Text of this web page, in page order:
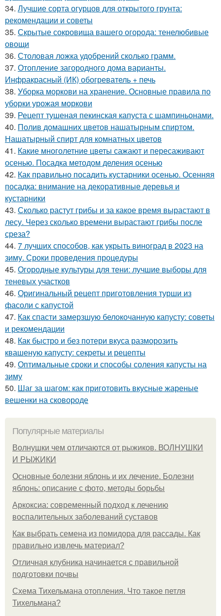
34. Лучшие сорта огурцов для открытого грунта:
рекомендации и советы
35. Скрытые сокровища вашего огорода: тенелюбивые
овощи
36. Столовая ложка удобрений сколько грамм.
37. Отопление загородного дома варианты.
Инфракрасный (ИК) обогреватель + печь
38. Уборка моркови на хранение. Основные правила по
уборки урожая моркови
39. Рецепт тушеная пекинская капуста с шампиньонами.
40. Полив домашних цветов нашатырным спиртом.
Нашатырный спирт для комнатных цветов
41. Какие многолетние цветы сажают и пересаживают
осенью. Посадка методом деления осенью
42. Как правильно посадить кустарники осенью. Осенняя
посадка: внимание на декоративные деревья и
кустарники
43. Сколько растут грибы и за какое время вырастают в
лесу. Через сколько времени вырастают грибы после
среза?
44. 7 лучших способов, как укрыть виноград в 2023 на
зиму. Сроки проведения процедуры
45. Огородные культуры для тени: лучшие выборы для
теневых участков
46. Оригинальный рецепт приготовления турши из
фасоли с капустой
47. Как спасти замерзшую белокочанную капусту: советы
и рекомендации
48. Как быстро и без потери вкуса разморозить
квашеную капусту: секреты и рецепты
49. Оптимальные сроки и способы соления капусты на
зиму
50. Шаг за шагом: как приготовить вкусные жареные
вешенки на сковороде
Популярные материалы
Волнушки чем отличаются от рыжиков. ВОЛНУШКИ
И РЫЖИКИ
Основные болезни яблонь и их лечение. Болезни
яблонь: описание с фото, методы борьбы
Аркоксиа: современный подход к лечению
воспалительных заболеваний суставов
Как выбрать семена из помидора для рассады. Как
правильно извлечь материал?
Отличная клубника начинается с правильной
подготовки почвы
Схема Тихельмана отопления. Что такое петля
Тихельмана?